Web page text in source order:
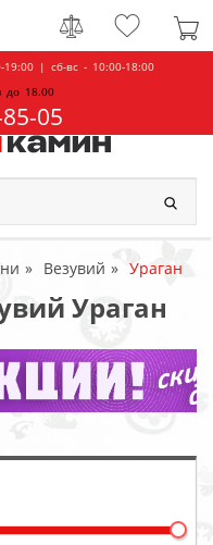
19:00 | сб-вс - 10:00-18:00
до 18.00
05
Везувий Ураган
Ураган